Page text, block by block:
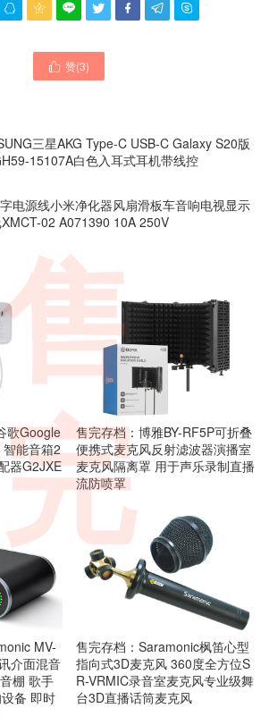
      
 赞(3)
三星AKG Type-C USB-C Galaxy S20版
15107A白色入耳式耳机带线控
电源线小米净化器风扇滑板车音响电视显示
02 A071390 10A 250V
歌Google
能音箱2
器G2JXE
售完存档：博雅BY-RF5P可折叠
便携式麦克风反射滤波器演播室
麦克风隔离罩 用于声乐录制直播
流防喷罩
MV-
介面混音
棚 歌手
备 即时
售完存档：Saramonic枫笛心型
指向式3D麦克风 360度全方位S
R-VRMIC录音室麦克风专业级舞
台3D直播话筒麦克风
售
完